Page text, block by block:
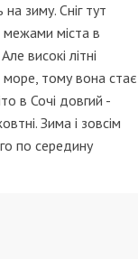
зиму. Сніг тут
межами міста в
високі літні
тому вона стає
в Сочі довгий -
Зима і зовсім
по середину